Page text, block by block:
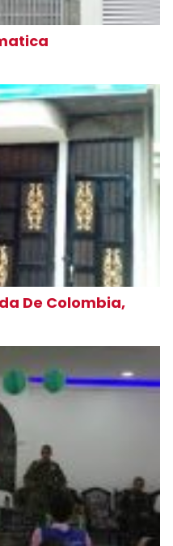
De Colombia,